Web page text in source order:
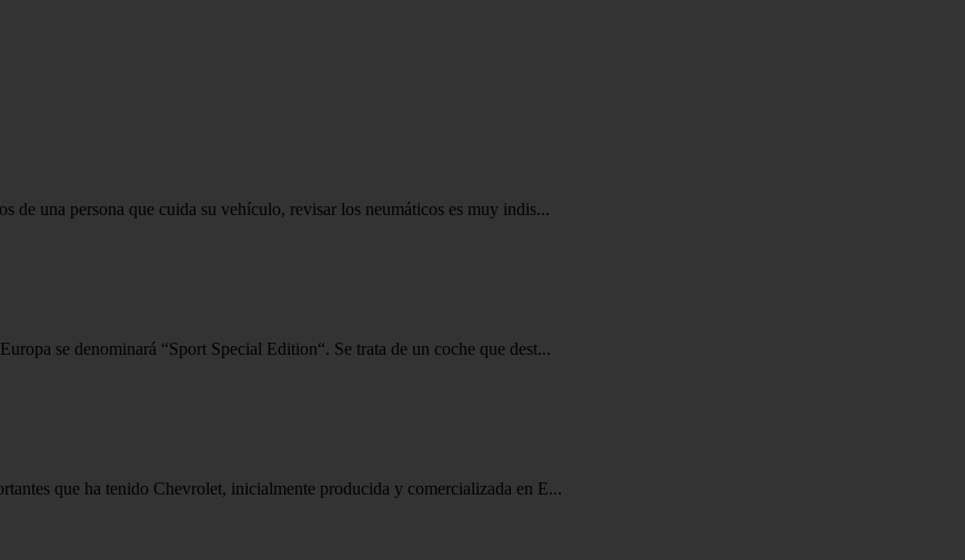
de una persona que cuida su vehículo, revisar los neumáticos es muy indis...
se denominará “Sport Special Edition“. Se trata de un coche que dest...
que ha tenido Chevrolet, inicialmente producida y comercializada en E...